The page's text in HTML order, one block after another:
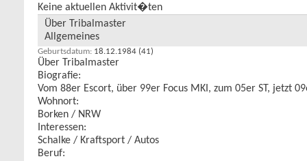
Keine aktuellen Aktivit�ten
Über Tribalmaster
Allgemeines
Geburtsdatum 18.12.1984 (41)
Über Tribalmaster
Biografie:
Vom 88er Escort, über 99er Focus MKI, zum 05er ST, jetzt
Wohnort:
Borken / NRW
Interessen:
Schalke / Kraftsport / Autos
Beruf: